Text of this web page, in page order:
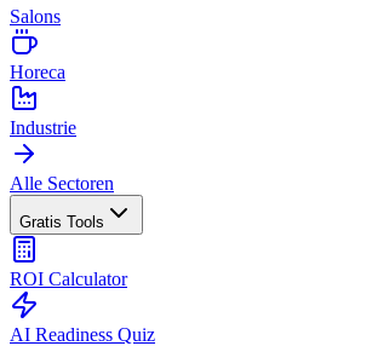
Salons
Horeca
Industrie
Alle Sectoren
Gratis Tools
ROI Calculator
AI Readiness Quiz